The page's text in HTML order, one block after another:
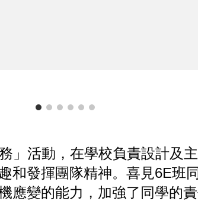
」活動，在學校負責設計及
和發揮團隊精神。喜見6E班
應變的能力，加強了同學的